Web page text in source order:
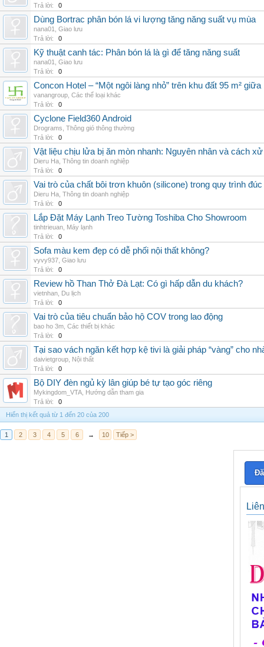
Trả lời:
0
Dùng Bortrac phân bón lá vi lượng tăng năng suất vụ mùa
nana01
Giao lưu
Trả lời:
0
Kỹ thuật canh tác: Phân bón lá là gì để tăng năng suất
nana01
Giao lưu
Trả lời:
0
Concon Hotel – “Một ngôi làng nhỏ” trên khu đất 95 m²
vanangroup Các thể loại khác
Trả lời:
0
Cyclone Field360 Android
Drograms Thông gió thông thường
Trả lời:
0
Vật liệu chịu lửa bị ăn mòn nhanh: Nguyên nhân và cách
Dieru Ha Thông tin doanh nghiệp
Trả lời:
0
Vai trò của chất bôi trơn khuôn (silicone) trong quy trình
Dieru Ha Thông tin doanh nghiệp
Trả lời:
0
Lắp Đặt Máy Lạnh Treo Tường Toshiba Cho Showroom
tinhtrieuan Máy lạnh
Trả lời:
0
Sofa màu kem đẹp có dễ phối nội thất không?
vyvy937 Giao lưu
Trả lời:
0
Review hồ Than Thở Đà Lạt: Có gì hấp dẫn du khách?
vietnhan Du lịch
Trả lời:
0
Vai trò của tiêu chuẩn bảo hộ COV trong lao động
bao ho 3m Các thiết bị khác
Trả lời:
0
Tại sao vách ngăn kết hợp kệ tivi là giải pháp “vàng” cho
daivietgroup Nội thất
Trả lời:
0
Bộ DIY đèn ngủ kỳ lân giúp bé tự tạo góc riêng
Mykingdom_VTA Hướng dẫn tham gia
Trả lời:
0
Hiển thị kết quả từ 1 đến 20 của 200
1 2 3 4 5 6 → 10 Tiếp >